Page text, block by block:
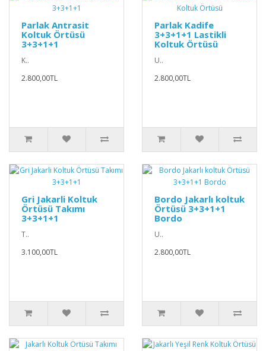
Parlak Antrasit
Koltuk Örtüsü
3+3+1+1
K..
2.800,00TL
Parlak Kadife
3+3+1+1 Lastikli
Koltuk Örtüsü
U..
2.800,00TL
Gri Jakarli Koltuk
Örtüsü Takımı
3+3+1+1
T..
3.100,00TL
Bordo Jakarlı koltuk
Örtüsü 3+3+1+1
Bordo
U..
2.800,00TL